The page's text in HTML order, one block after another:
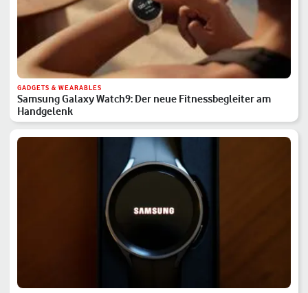
GADGETS & WEARABLES
Samsung Galaxy Watch9: Der neue Fitnessbegleiter am
Handgelenk